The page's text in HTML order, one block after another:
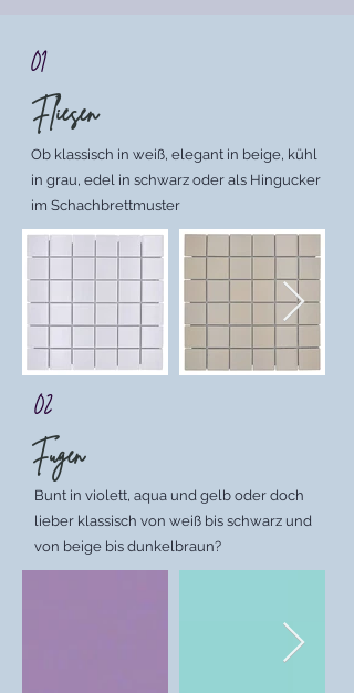
01
Fliesen
Ob klassisch in weiß, elegant in beige, kühl
in grau, edel in schwarz oder als Hingucker
im Schachbrettmuster
02
Fugen
Bunt in violett, aqua und gelb oder doch
lieber klassisch von weiß bis schwarz und
von beige bis dunkelbraun?